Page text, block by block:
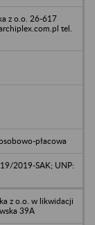
z o.o. 26-617
tel.
płacowa
2019-SAK; UNP:
z o.o. w likwidacji
39A